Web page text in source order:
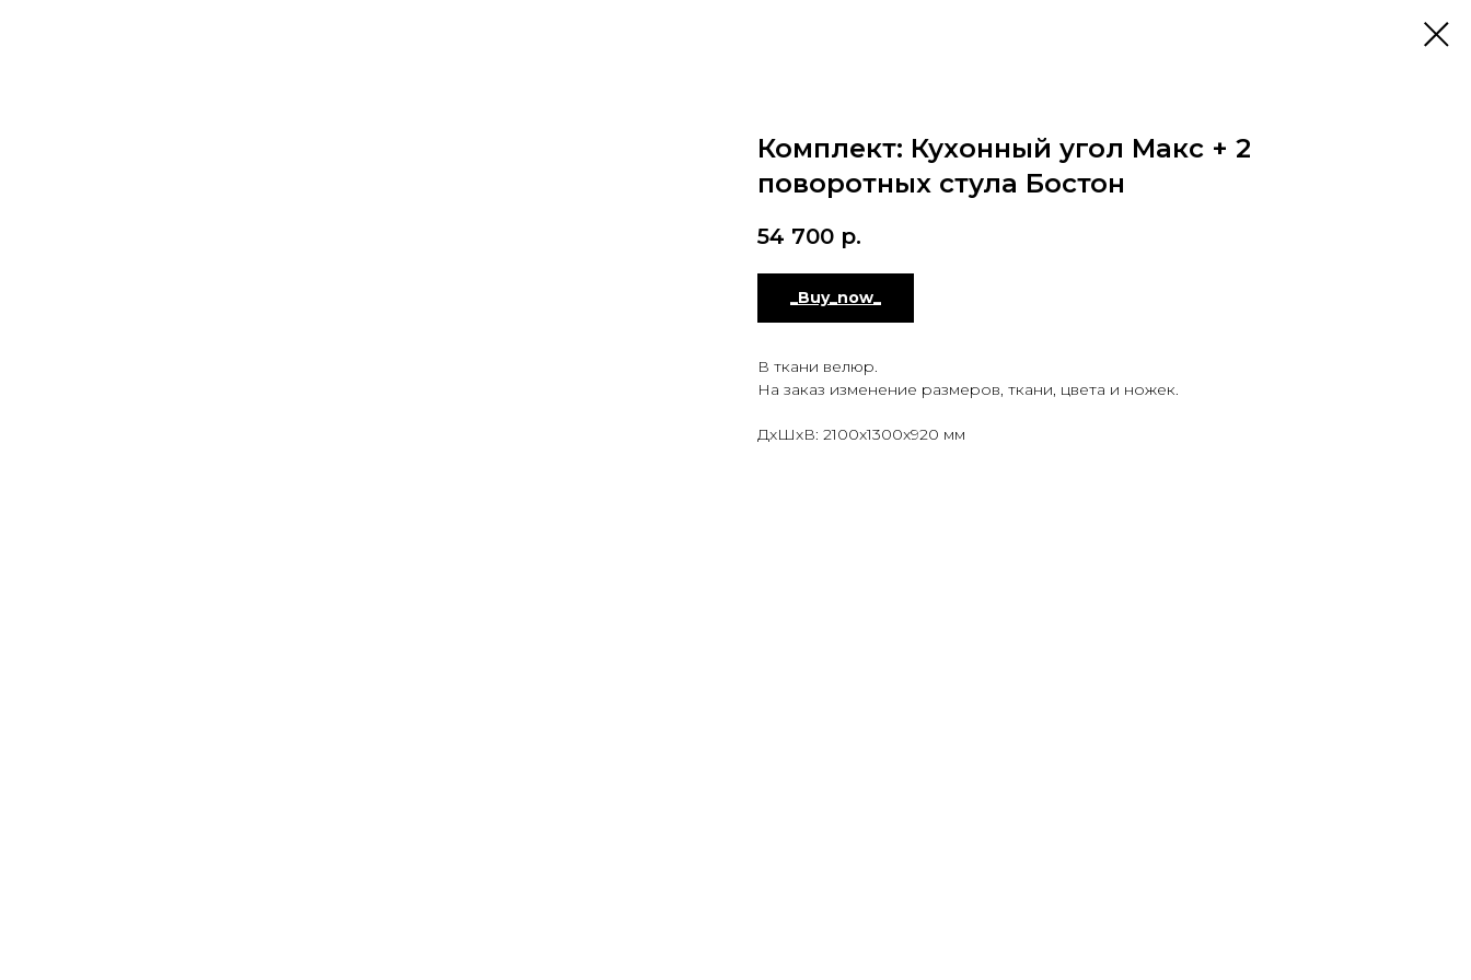
Комплект: Кухонный угол Макс + 2
поворотных стула Бостон
54 700 р.
_Buy_now_
В ткани велюр.
На заказ изменение размеров, ткани, цвета и ножек.
ДxШxВ: 2100x1300x920 мм